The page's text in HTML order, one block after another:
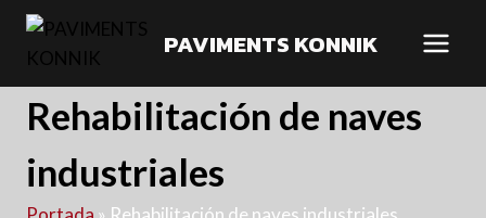
PAVIMENTS KONNIK
Rehabilitación de naves
industriales